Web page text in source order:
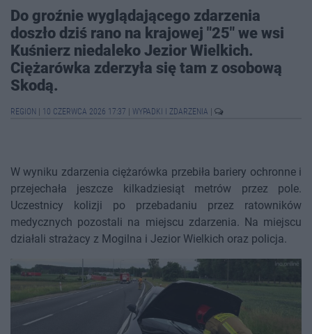
Do groźnie wyglądającego zdarzenia
doszło dziś rano na krajowej "25" we wsi
Kuśnierz niedaleko Jezior Wielkich.
Ciężarówka zderzyła się tam z osobową
Skodą.
REGION 10 CZERWCA 2026 17:37 WYPADKI I ZDARZENIA
W wyniku zdarzenia ciężarówka przebiła bariery ochronne i
przejechała jeszcze kilkadziesiąt metrów przez pole.
Uczestnicy kolizji po przebadaniu przez ratowników
medycznych pozostali na miejscu zdarzenia. Na miejscu
działali strażacy z Mogilna i Jezior Wielkich oraz policja.